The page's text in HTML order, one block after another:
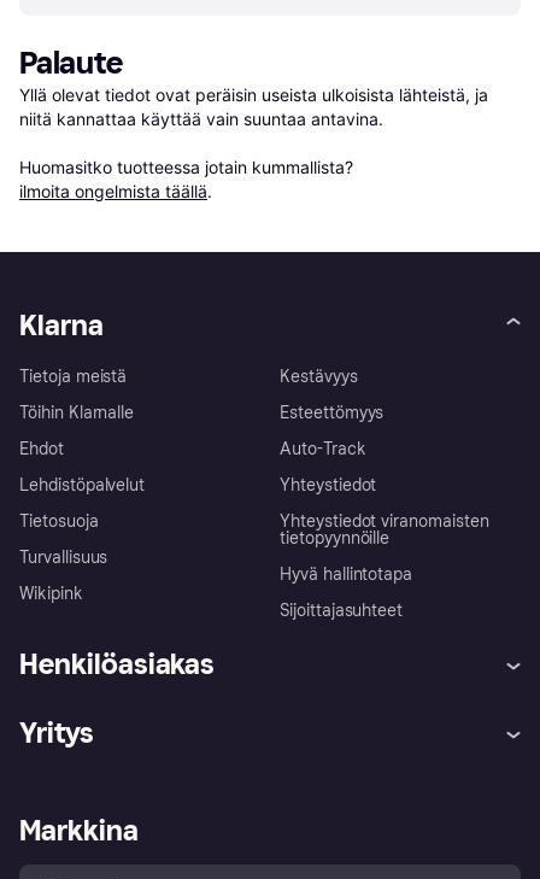
Palaute
Yllä olevat tiedot ovat peräisin useista ulkoisista lähteistä, ja
niitä kannattaa käyttää vain suuntaa antavina.
Huomasitko tuotteessa jotain kummallista?
ilmoita ongelmista täällä.
Klarna
Tietoja meistä
Töihin Klarnalle
Ehdot
Lehdistöpalvelut
Tietosuoja
Turvallisuus
Wikipink
Kestävyys
Esteettömyys
Auto-Track
Yhteystiedot
Yhteystiedot viranomaisten
tietopyynnöille
Hyvä hallintotapa
Sijoittajasuhteet
Henkilöasiakas
Kirjaudu sisään
Tutustu kauppoihin
Ostajan turva
Yritys
Kirjaudu sisään yrityksenä
Markkina